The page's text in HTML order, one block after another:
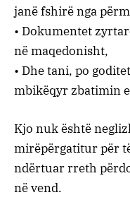
janë fshirë nga
• Dokumentet
në maqedonisht,
• Dhe tani, po
mbikëqyr zbatimin
Kjo nuk është
mirëpërgatitur për
ndërtuar rreth
në vend.